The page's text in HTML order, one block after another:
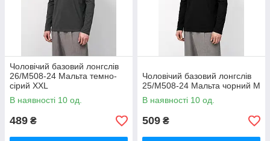
Чоловічий базовий лонгслів
26/М508-24 Мальта темно-
сірий XXL
В наявності 10 од.
489 ₴
Чоловічий базовий лонгслів
25/М508-24 Мальта чорний M
В наявності 10 од.
509 ₴